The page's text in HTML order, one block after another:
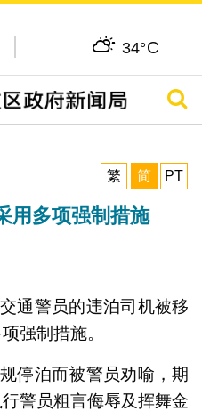
34°C
搜寻
繁
简 PT
用多项强制措施
通警员的违泊司机被移
强制措施。
停泊而被警员劝喻，期
警员粗言侮辱及挥舞金